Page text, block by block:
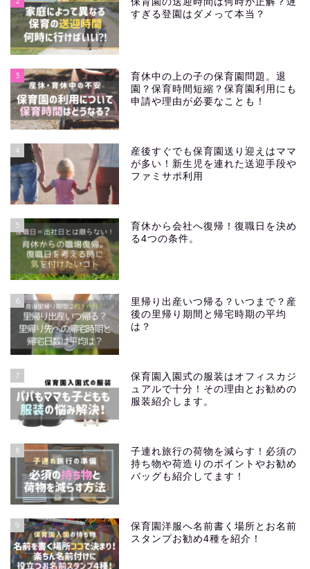
すぎる登園はダメって本当？
3
育休中の上の子の保育園問題。退
園？保育時間短縮？保育園利用にも
申請や理由が必要なことも！
4
産後すぐでも保育園送り迎えはママ
が多い！新生児を連れた送迎手段や
ファミサポ利用
5
育休から会社へ復帰！復職日を決め
る4つの条件。
6
里帰り出産いつ帰る？いつまで？産
後の里帰り期間と帰宅時期の平均
は？
7
保育園入園式の服装はオフィスカジ
ュアルで十分！その理由とお勧めの
服装紹介します。
8
子連れ旅行の荷物を減らす！必須の
持ち物や荷造りのポイントやお勧め
バッグも紹介してます！
9
保育園洋服へ名前書く場所とお名前
スタンプお勧め4種を紹介！